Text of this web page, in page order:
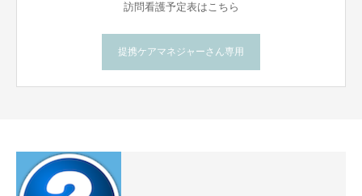
訪問看護予定表はこちら
提携ケアマネジャーさん専用